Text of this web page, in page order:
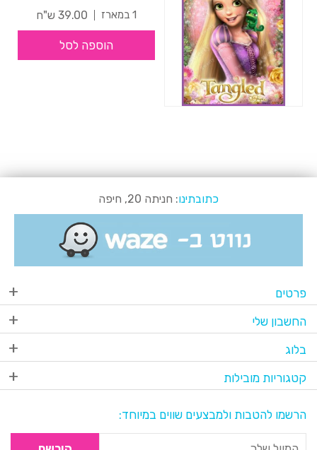
1 במארז
39.00 ש"ח
הוספה לסל
כתובתינו: חניתה 20, חיפה
פרטים
החשבון שלי
בלוג
קטגוריות מובילות
הרשמו להטבות ולמבצעים שווים במיוחד: